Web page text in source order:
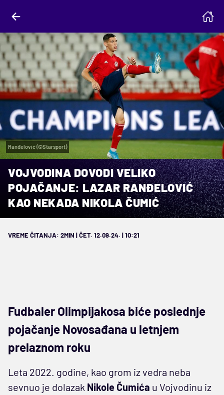
Ranđelović (©Starsport)
VOJVODINA DOVODI VELIKO
POJAČANJE: LAZAR RANĐELOVIĆ
KAO NEKADA NIKOLA ČUMIĆ
VREME ČITANJA: 2MIN | ČET. 12.09.24. | 10:21
Fudbaler Olimpijakosa biće poslednje
pojačanje Novosađana u letnjem
prelaznom roku
Leta 2022. godine, kao grom iz vedra neba
sevnuo je dolazak Nikole Čumića u Vojvodinu iz